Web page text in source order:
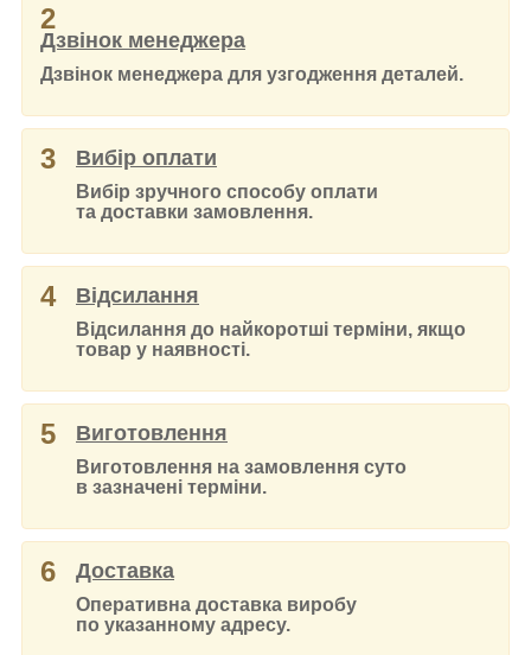
2
Дзвінок менеджера
Дзвінок менеджера для узгодження деталей.
3 Вибір оплати
Вибір зручного способу оплати
та доставки замовлення.
4 Відсилання
Відсилання до найкоротші терміни, якщо
товар у наявності.
5 Виготовлення
Виготовлення на замовлення суто
в зазначені терміни.
6 Доставка
Оперативна доставка виробу
по указанному адресу.